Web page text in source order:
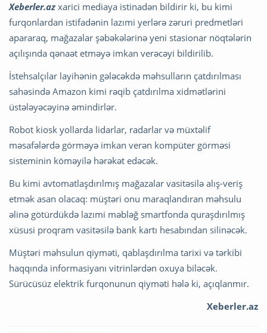
Xeberler.az xarici mediaya istinadən bildirir ki, bu kimi
furqonlardan istifadənin lazımi yerlərə zəruri predmetləri
apararaq, mağazalar şəbəkələrinə yeni stasionar nöqtələrin
açılışında qənaət etməyə imkan verəcəyi bildirilib.
İstehsalçılar layihənin gələcəkdə məhsulların çatdırılması
sahəsində Amazon kimi rəqib çatdırılma xidmətlərini
üstələyəcəyinə əmindirlər.
Robot kiosk yollarda lidarlar, radarlar və müxtəlif
məsafələrdə görməyə imkan verən kompüter görməsi
sisteminin köməyilə hərəkət edəcək.
Bu kimi avtomatlaşdırılmış mağazalar vasitəsilə alış-veriş
etmək asan olacaq: müştəri onu maraqlandıran məhsulu
əlinə götürdükdə lazımi məbləğ smartfonda quraşdırılmış
xüsusi proqram vasitəsilə bank kartı hesabından silinəcək.
Müştəri məhsulun qiyməti, qablaşdırılma tarixi və tərkibi
haqqında informasiyanı vitrinlərdən oxuya biləcək.
Sürücüsüz elektrik furqonunun qiyməti hələ ki, açıqlanmır.
Xeberler.az